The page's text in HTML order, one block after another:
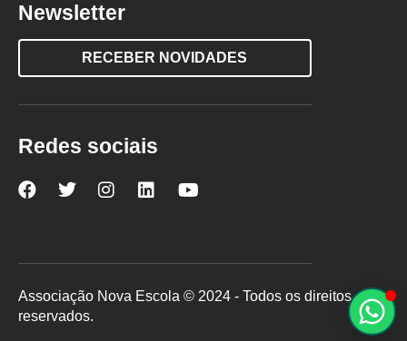
Newsletter
RECEBER NOVIDADES
Redes sociais
Nova
Facebook
Nova
Twitter
Nova
Instagram
Nova
LinkedInYouTube
Associação Nova Escola © 2024 - Todos os direitos
reservados.